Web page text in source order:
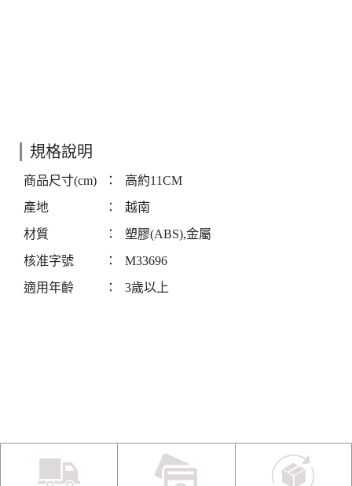
規格說明
商品尺寸(cm) ：
高約11CM
產地
：
越南
材質
：
塑膠(ABS),金屬
核准字號
：
M33696
適用年齡
： 3歲以上